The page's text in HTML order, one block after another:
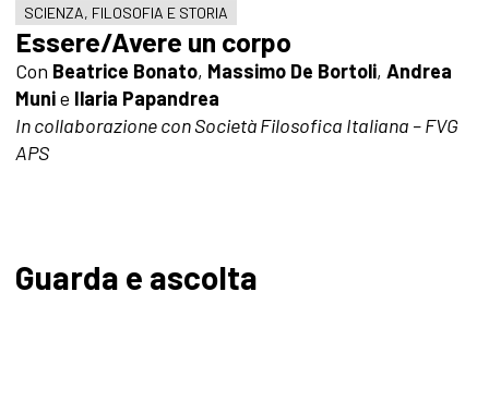
SCIENZA, FILOSOFIA E STORIA
Essere/Avere un corpo
Con Beatrice Bonato, Massimo De Bortoli, Andrea
Munie Ilaria Papandrea
In collaborazione con Società Filosofica Italiana – FVG
APS
Guarda e ascolta